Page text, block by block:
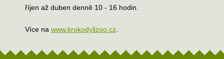
říjen až duben denně 10 - 16 hodin.
Více na www.krokodylizoo.cz